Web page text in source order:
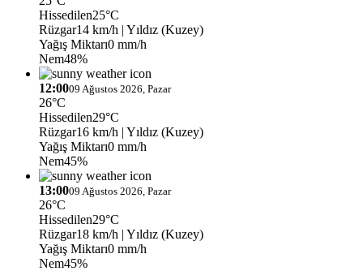
Hissedilen25°C
Rüzgar14 km/h | Yıldız (Kuzey)
Yağış Miktarı0 mm/h
Nem48%
12:0009 Ağustos 2026, Pazar
26°C
Hissedilen29°C
Rüzgar16 km/h | Yıldız (Kuzey)
Yağış Miktarı0 mm/h
Nem45%
13:0009 Ağustos 2026, Pazar
26°C
Hissedilen29°C
Rüzgar18 km/h | Yıldız (Kuzey)
Yağış Miktarı0 mm/h
Nem45%